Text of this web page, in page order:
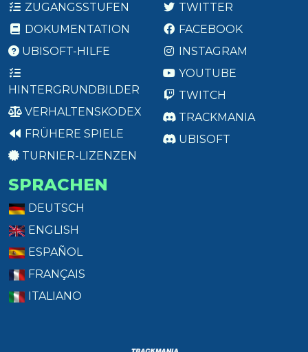
ZUGANGSSTUFEN
DOKUMENTATION
UBISOFT-HILFE
HINTERGRUNDBILDER
VERHALTENSKODEX
FRÜHERE SPIELE
TURNIER-LIZENZEN
TWITTER
FACEBOOK
INSTAGRAM
YOUTUBE
TWITCH
TRACKMANIA
UBISOFT
SPRACHEN
DEUTSCH
ENGLISH
ESPAÑOL
FRANÇAIS
ITALIANO